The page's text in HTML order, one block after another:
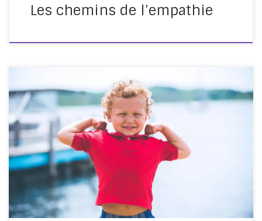
Les chemins de l’empathie
Et si la France abolissait aussi définitivement la
violence éducative ordinaire ? Une génération. C’est ce
qu’il aura fallu pour éradiquer complètement et
définitivement cette pratique des esprits suédois. Car
ne pas l’avoir vécu, c’est ne même pas comprendre le
processus qui conduit à cette violence. Voilà comment
une loi […]